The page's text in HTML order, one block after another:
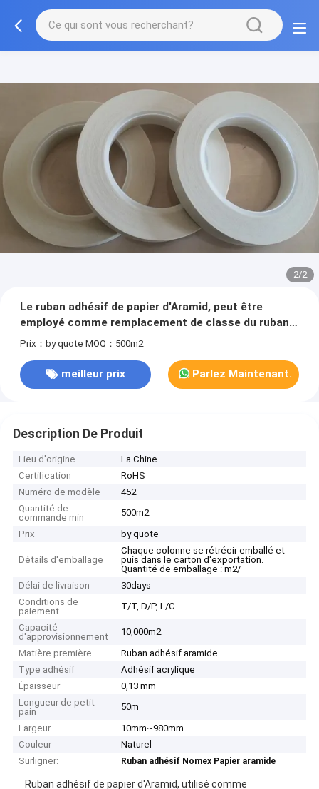
2/2
Le ruban adhésif de papier d'Aramid, peut être
employé comme remplacement de classe du ruban
adhésif F de Nomex
Prix：by quote MOQ：500m2
meilleur prix Parlez Maintenant.
Description De Produit
Lieu d'origine
La Chine
Certification
RoHS
Numéro de modèle
452
Quantité de
commande min
500m2
Prix
by quote
Détails d'emballage
Chaque colonne se rétrécir emballé et
puis dans le carton d'exportation.
Quantité de emballage : m2/
Délai de livraison
30days
Conditions de
paiement
T/T, D/P, L/C
Capacité
d'approvisionnement
10,000m2
Matière première
Ruban adhésif aramide
Type adhésif
Adhésif acrylique
Épaisseur
0,13 mm
Longueur de petit
pain
50m
Largeur
10mm~980mm
Couleur
Naturel
Surligner:
Ruban adhésif Nomex Papier aramide
Ruban adhésif de papier d'Aramid, utilisé comme